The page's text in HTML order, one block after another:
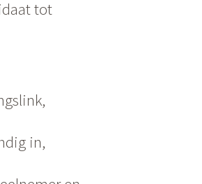
tot
in,